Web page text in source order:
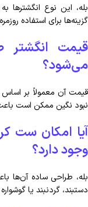
بله، این نوع انگشترها
گزینه‌ها برای استفاده
قیمت انگشتر
می‌شود؟
قیمت آن معمولاً بر
نبود نگین ممکن است
آیا امکان ست
وجود دارد؟
بله، طراحی ساده آن‌ها
دستبند، گردنبند یا